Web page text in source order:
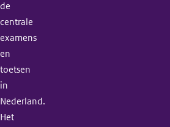
de
centrale
examens
en
toetsen
in
Nederland.
Het